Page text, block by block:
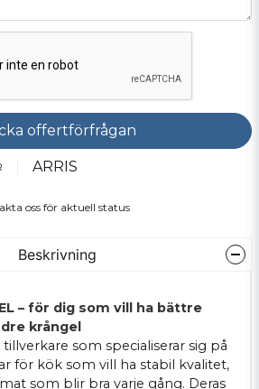
offertförfrågan
ARRIS
oss för aktuell status
Beskrivning
– för dig som vill ha bättre
krångel
som specialiserar sig på
för kök som vill ha stabil kvalitet,
som blir bra varje gång. Deras